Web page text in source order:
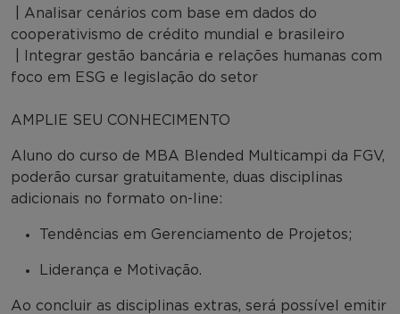
| Analisar cenários com base em dados do
cooperativismo de crédito mundial e brasileiro
| Integrar gestão bancária e relações humanas com
foco em ESG e legislação do setor
AMPLIE SEU CONHECIMENTO
Aluno do curso de MBA Blended Multicampi da FGV,
poderão cursar gratuitamente, duas disciplinas
adicionais no formato on-line:
Tendências em Gerenciamento de Projetos;
Liderança e Motivação.
Ao concluir as disciplinas extras, será possível emitir